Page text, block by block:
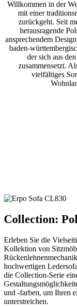
Willkommen in der
mit einer
zurückgeht. Seit
herausragende
ansprechendem
baden-
der sich aus
zusammensetzt.
vielfältiges
Collection:
Erleben Sie die
Kollektion von
hochwertigen
die Collection-Serie
und -farben, um Ihren
unterstreichen.